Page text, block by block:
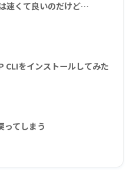
速くて良いのだけど…
CLIをインストールしてみた
ってしまう